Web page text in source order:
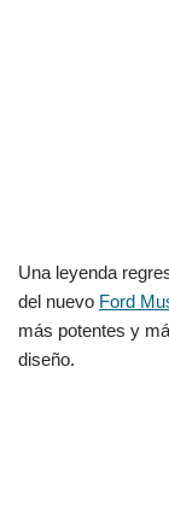
Una leyenda
del nuevo Ford
más potentes y
diseño.